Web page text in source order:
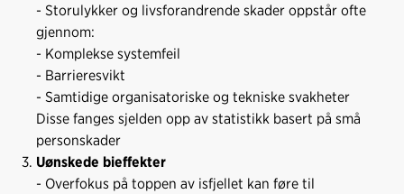
- Storulykker og livsforandrende skader oppstår ofte
gjennom:
- Komplekse systemfeil
- Barrieresvikt
- Samtidige organisatoriske og tekniske svakheter
Disse fanges sjelden opp av statistikk basert på små
personskader
Uønskede bieffekter
- Overfokus på toppen av isfjellet kan føre til